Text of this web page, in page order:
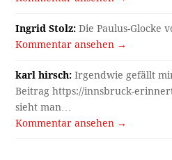
Ingrid Stolz: Die Paulus-Glocke
Kommentar ansehen →
karl hirsch: Irgendwie gefällt
Beitrag https://innsbruck-
sieht man…
Kommentar ansehen →